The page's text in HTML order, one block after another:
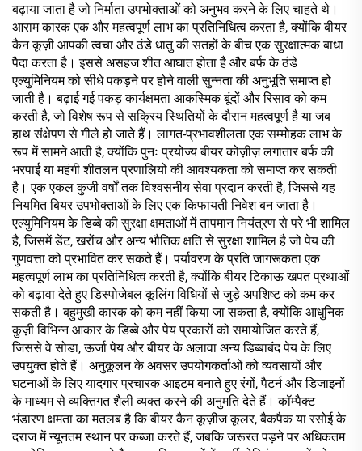
बढ़ाया जाता है जो निर्माता उपभोक्ताओं को अनुभव करने के लिए चाहते थे।
आराम कारक एक और महत्वपूर्ण लाभ का प्रतिनिधित्व करता है, क्योंकि बीयर
कैन कूज़ी आपकी त्वचा और ठंडे धातु की सतहों के बीच एक सुरक्षात्मक बाधा
पैदा करता है। इससे असहज शीत आघात होता है और बर्फ के ठंडे
एल्युमिनियम को सीधे पकड़ने पर होने वाली सुन्नता की अनुभूति समाप्त हो
जाती है। बढ़ाई गई पकड़ कार्यक्षमता आकस्मिक बूंदों और रिसाव को कम
करती है, जो विशेष रूप से सक्रिय स्थितियों के दौरान महत्वपूर्ण है या जब
हाथ संक्षेपण से गीले हो जाते हैं। लागत-प्रभावशीलता एक सम्मोहक लाभ के
रूप में सामने आती है, क्योंकि पुनः प्रयोज्य बीयर कोज़ीज़ लगातार बर्फ की
भरपाई या महंगी शीतलन प्रणालियों की आवश्यकता को समाप्त कर सकती
है। एक एकल कुजी वर्षों तक विश्वसनीय सेवा प्रदान करती है, जिससे यह
नियमित बियर उपभोक्ताओं के लिए एक किफायती निवेश बन जाता है।
एल्युमिनियम के डिब्बे की सुरक्षा क्षमताओं में तापमान नियंत्रण से परे भी शामिल
है, जिसमें डेंट, खरोंच और अन्य भौतिक क्षति से सुरक्षा शामिल है जो पेय की
गुणवत्ता को प्रभावित कर सकते हैं। पर्यावरण के प्रति जागरूकता एक
महत्वपूर्ण लाभ का प्रतिनिधित्व करती है, क्योंकि बीयर टिकाऊ खपत प्रथाओं
को बढ़ावा देते हुए डिस्पोजेबल कूलिंग विधियों से जुड़े अपशिष्ट को कम कर
सकती है। बहुमुखी कारक को कम नहीं किया जा सकता है, क्योंकि आधुनिक
कुज़ी विभिन्न आकार के डिब्बे और पेय प्रकारों को समायोजित करते हैं,
जिससे वे सोडा, ऊर्जा पेय और बीयर के अलावा अन्य डिब्बाबंद पेय के लिए
उपयुक्त होते हैं। अनुकूलन के अवसर उपयोगकर्ताओं को व्यवसायों और
घटनाओं के लिए यादगार प्रचारक आइटम बनाते हुए रंगों, पैटर्न और डिजाइनों
के माध्यम से व्यक्तिगत शैली व्यक्त करने की अनुमति देते हैं। कॉम्पैक्ट
भंडारण क्षमता का मतलब है कि बीयर कैन कूज़ीज कूलर, बैकपैक या रसोई के
दराज में न्यूनतम स्थान पर कब्जा करते हैं, जबकि जरूरत पड़ने पर अधिकतम